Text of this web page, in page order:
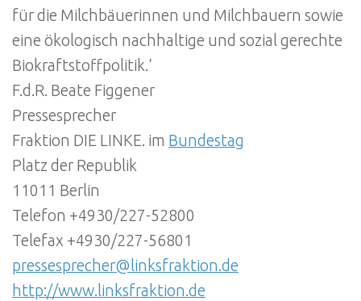
für die Milchbäuerinnen und Milchbauern sowie
eine ökologisch nachhaltige und sozial gerechte
Biokraftstoffpolitik.‘
F.d.R. Beate Figgener
Pressesprecher
Fraktion DIE LINKE. im Bundestag
Platz der Republik
11011 Berlin
Telefon +4930/227-52800
Telefax +4930/227-56801
pressesprecher@linksfraktion.de
http://www.linksfraktion.de